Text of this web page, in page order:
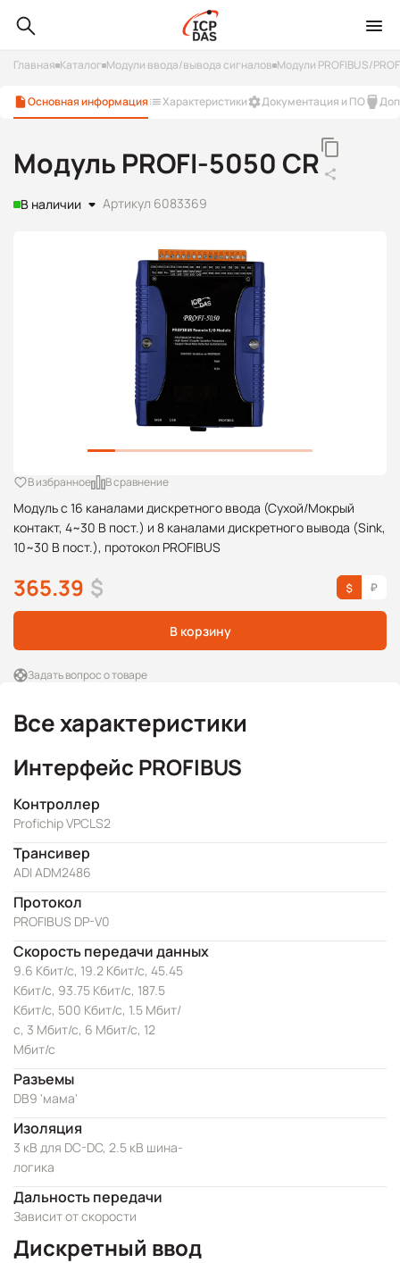
Главная Каталог Модули ввода/вывода сигналов Модули PROFIBUS/
Основная информация Характеристики Документация и ПО
Модуль PROFI-5050 CR
В наличии Артикул 6083369
Модуль с 16 каналами дискретного ввода (Сухой/Мокрый
контакт, 4~30 В пост.) и 8 каналами дискретного вывода (Sink,
10~30 В пост.), протокол PROFIBUS
В избранное В сравнение
365.39 $
В корзину
Задать вопрос о товаре
Все характеристики
Интерфейс PROFIBUS
Контроллер
Profichip VPCLS2
Трансивер
ADI ADM2486
Протокол
PROFIBUS DP-V0
Скорость передачи данных
9.6 Кбит/с, 19.2 Кбит/с, 45.45
Кбит/с, 93.75 Кбит/с, 187.5
Кбит/с, 500 Кбит/с, 1.5 Мбит/
с, 3 Мбит/с, 6 Мбит/с, 12
Мбит/с
Разъемы
DB9 'мама'
Изоляция
3 кВ для DC-DC, 2.5 кВ шина-
логика
Дальность передачи
Зависит от скорости
Дискретный ввод